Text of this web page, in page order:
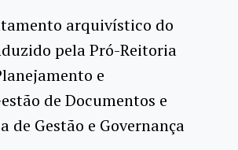
arquivístico do
pela Pró-Reitoria
e
de Documentos e
Gestão e Governança